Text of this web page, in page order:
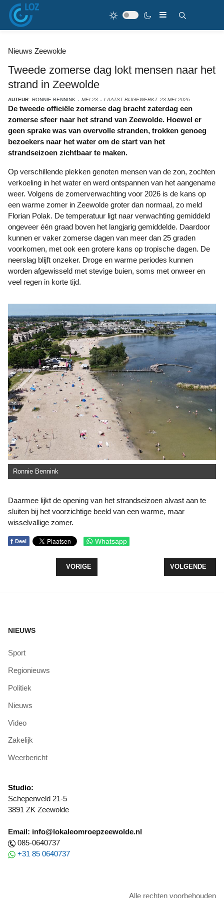
Nieuws Zeewolde
Tweede zomerse dag lokt mensen naar het
strand in Zeewolde
AUTEUR: RONNIE BENNINK MEI 23 LAATST BIJGEWERKT: 23 MEI 2026
De tweede officiële zomerse dag bracht zaterdag een
zomerse sfeer naar het strand van Zeewolde. Hoewel er
geen sprake was van overvolle stranden, trokken genoeg
bezoekers naar het water om de start van het
strandseizoen zichtbaar te maken.
Op verschillende plekken genoten mensen van de zon, zochten
verkoeling in het water en werd ontspannen van het aangename
weer. Volgens de zomerverwachting voor 2026 is de kans op
een warme zomer in Zeewolde groter dan normaal, zo meld
Florian Polak. De temperatuur ligt naar verwachting gemiddeld
ongeveer één graad boven het langjarig gemiddelde. Daardoor
kunnen er vaker zomerse dagen van meer dan 25 graden
voorkomen, met ook een grotere kans op tropische dagen. De
neerslag blijft onzeker. Droge en warme periodes kunnen
worden afgewisseld met stevige buien, soms met onweer en
veel regen in korte tijd.
Ronnie Bennink
Daarmee lijkt de opening van het strandseizoen alvast aan te
sluiten bij het voorzichtige beeld van een warme, maar
wisselvallige zomer.
f Deel Whatsapp
VORIG ARTIKEL: SCHOLEN GEZOCHT VOOR
VORIGE VOLGENDE
VOLGENDE
NIEUWS
Sport
Regionieuws
Politiek
Nieuws
Video
Zakelijk
Weerbericht
Studio:
Schepenveld 21-5
3891 ZK Zeewolde
Email: info@lokaleomroepzeewolde.nl
085-0640737
+31 85 0640737
Alle rechten voorbehouden